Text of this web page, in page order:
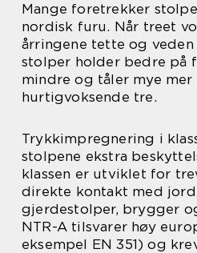
Mange foretrekker
nordisk furu. Når treet
årringene tette og
stolper holder bedre på
mindre og tåler mye mer
hurtigvoksende tre.
Trykkimpregnering i
stolpene ekstra
klassen er utviklet for
direkte kontakt med jord
gjerdestolper, brygger
NTR-A tilsvarer høy
eksempel EN 351) og